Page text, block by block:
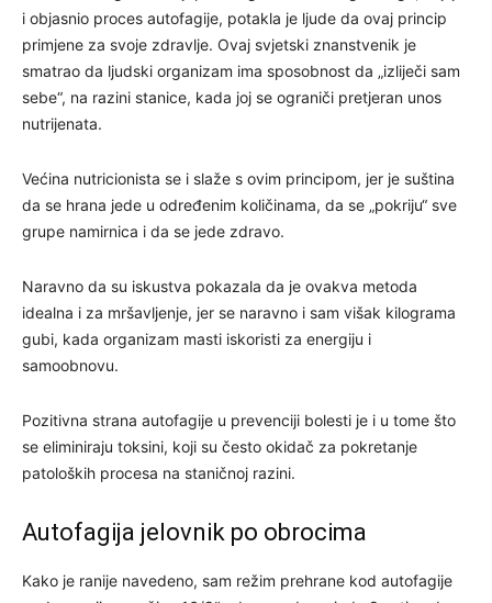
i objasnio proces autofagije, potakla je ljude da ovaj princip
primjene za svoje zdravlje. Ovaj svjetski znanstvenik je
smatrao da ljudski organizam ima sposobnost da „izliječi sam
sebe“, na razini stanice, kada joj se ograniči pretjeran unos
nutrijenata.
Većina nutricionista se i slaže s ovim principom, jer je suština
da se hrana jede u određenim količinama, da se „pokriju“ sve
grupe namirnica i da se jede zdravo.
Naravno da su iskustva pokazala da je ovakva metoda
idealna i za mršavljenje, jer se naravno i sam višak kilograma
gubi, kada organizam masti iskoristi za energiju i
samoobnovu.
Pozitivna strana autofagije u prevenciji bolesti je i u tome što
se eliminiraju toksini, koji su često okidač za pokretanje
patoloških procesa na staničnoj razini.
Autofagija jelovnik po obrocima
Kako je ranije navedeno, sam režim prehrane kod autofagije